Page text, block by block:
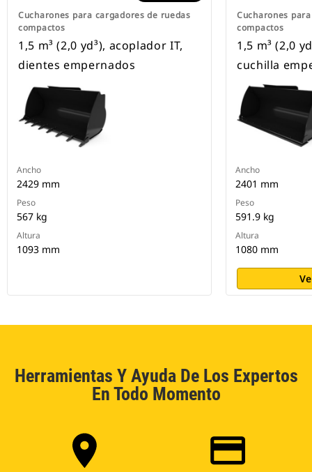
Cucharones para cargadores de ruedas
compactos
1,5 m³ (2,0 yd³), acoplador IT,
dientes empernados
Ancho
2429 mm
Peso
567 kg
Altura
1093 mm
Cucharones
compactos
1,5 m³ (2,0
cuchilla
Ancho
2401 mm
Peso
591.9 kg
Altura
1080 mm
Herramientas Y Ayuda De Los Expertos
En Todo Momento